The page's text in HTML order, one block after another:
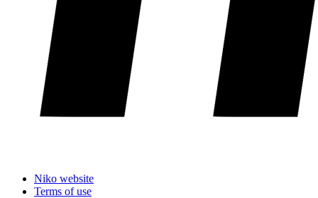
Niko website
Terms of use